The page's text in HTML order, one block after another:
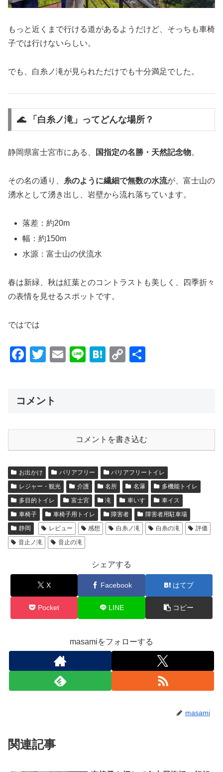
もっと近くまで行ける道があるようだけど、そっちも車椅
子では行けないらしい。
でも、白糸ノ滝が見られただけでも十分満足でした。
🌊 「白糸ノ滝」ってどんな場所？
静岡県富士宮市にある、 国指定の名勝・天然記念物。
その名の通り、 糸のように繊細で無数の水流が、富士山の
湧水として湧き出し、岩壁から流れ落ちています。
落差：約20m
幅：約150m
水源：富士山の伏流水
春は新緑、秋は紅葉とのコントラストも美しく、四季折々
の表情を見せるスポットです。
ではでは
F
e
o
o
k
T
er
E
Li
H
C
n
k
コメント
コメントを書き込む
お出かけ バリアフリー
バリアフリートイレ
レジャー・観光
介護 名所 名瀑
多機能トイレ
多目的トイレ
富士宮 滝 車いす
車イス
車椅子
車椅子用トイレ 障害者
障害者用駐車場
静岡
レビュー 感想 白糸ノ滝 白糸の滝
評価
音止ノ滝
音止の滝
シェアする
X Facebook はてブ
Pocket LINE コピー
masamiをフォローする
masami
関連記事